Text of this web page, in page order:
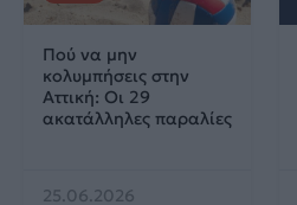
Πού να μην
κολυμπήσεις στην
Αττική: Οι 29
ακατάλληλες παραλίες
25.06.2026